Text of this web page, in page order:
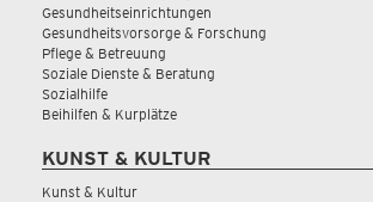
Gesundheitseinrichtungen
Gesundheitsvorsorge & Forschung
Pflege & Betreuung
Soziale Dienste & Beratung
Sozialhilfe
Beihilfen & Kurplätze
KUNST & KULTUR
Kunst & Kultur